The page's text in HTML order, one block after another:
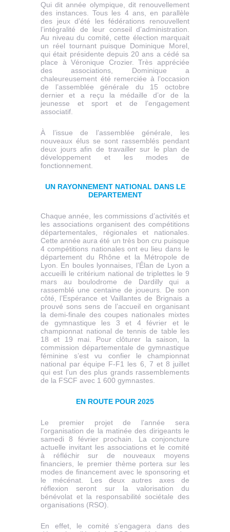
Qui dit année olympique, dit renouvellement
des instances. Tous les 4 ans, en parallèle
des jeux d’été les fédérations renouvellent
l’intégralité de leur conseil d’administration.
Au niveau du comité, cette élection marquait
un réel tournant puisque Dominique Morel,
qui était présidente depuis 20 ans a cédé sa
place à Véronique Crozier. Très appréciée
des associations, Dominique a
chaleureusement été remerciée à l’occasion
de l’assemblée générale du 15 octobre
dernier et a reçu la médaille d’or de la
jeunesse et sport et de l’engagement
associatif.
À l’issue de l’assemblée générale, les
nouveaux élus se sont rassemblés pendant
deux jours afin de travailler sur le plan de
développement et les modes de
fonctionnement.
UN RAYONNEMENT NATIONAL DANS LE
DEPARTEMENT
Chaque année, les commissions d’activités et
les associations organisent des compétitions
départementales, régionales et nationales.
Cette année aura été un très bon cru puisque
4 compétitions nationales ont eu lieu dans le
département du Rhône et la Métropole de
Lyon. En boules lyonnaises, l’Élan de Lyon a
accueilli le critérium national de triplettes le 9
mars au boulodrome de Dardilly qui a
rassemblé une centaine de joueurs. De son
côté, l’Espérance et Vaillantes de Brignais a
prouvé sons sens de l’accueil en organisant
la demi-finale des coupes nationales mixtes
de gymnastique les 3 et 4 février et le
championnat national de tennis de table les
18 et 19 mai. Pour clôturer la saison, la
commission départementale de gymnastique
féminine s’est vu confier le championnat
national par équipe F-F1 les 6, 7 et 8 juillet
qui est l’un des plus grands rassemblements
de la FSCF avec 1 600 gymnastes.
EN ROUTE POUR 2025
Le premier projet de l’année sera
l’organisation de la matinée des dirigeants le
samedi 8 février prochain. La conjoncture
actuelle invitant les associations et le comité
à réfléchir sur de nouveaux moyens
financiers, le premier thème portera sur les
modes de financement avec le sponsoring et
le mécénat. Les deux autres axes de
réflexion seront sur la valorisation du
bénévolat et la responsabilité sociétale des
organisations (RSO).
En effet, le comité s’engagera dans des